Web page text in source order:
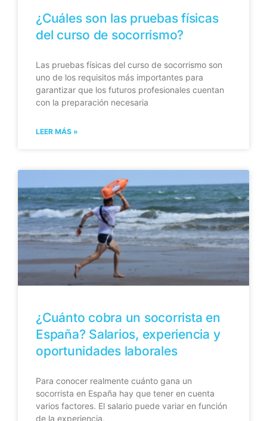
¿Cuáles son las pruebas físicas
del curso de socorrismo?
Las pruebas físicas del curso de socorrismo son
uno de los requisitos más importantes para
garantizar que los futuros profesionales cuentan
con la preparación necesaria
LEER MÁS »
¿Cuánto cobra un socorrista en
España? Salarios, experiencia y
oportunidades laborales
Para conocer realmente cuánto gana un
socorrista en España hay que tener en cuenta
varios factores. El salario puede variar en función
de la experiencia,